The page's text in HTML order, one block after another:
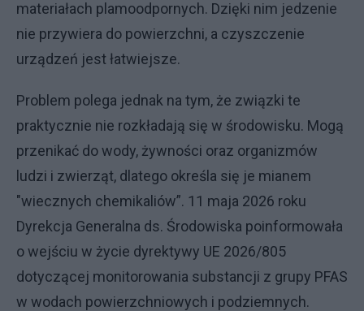
materiałach plamoodpornych. Dzięki nim jedzenie
nie przywiera do powierzchni, a czyszczenie
urządzeń jest łatwiejsze.
Problem polega jednak na tym, że związki te
praktycznie nie rozkładają się w środowisku. Mogą
przenikać do wody, żywności oraz organizmów
ludzi i zwierząt, dlatego określa się je mianem
"wiecznych chemikaliów”. 11 maja 2026 roku
Dyrekcja Generalna ds. Środowiska poinformowała
o wejściu w życie dyrektywy UE 2026/805
dotyczącej monitorowania substancji z grupy PFAS
w wodach powierzchniowych i podziemnych.